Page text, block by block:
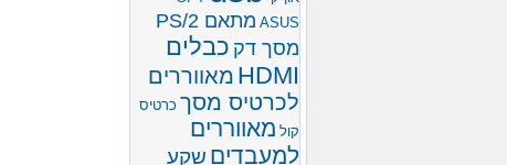
ASUS מתאם PS/2
מסך דק כבלים
HDMI מאווררים
לכרטיס מסך כרטיס
קול מאווררים
למעבדים שקע